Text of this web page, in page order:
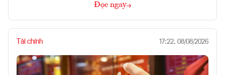
Đọc ngay
Tài chính 17:22, 08/08/2026